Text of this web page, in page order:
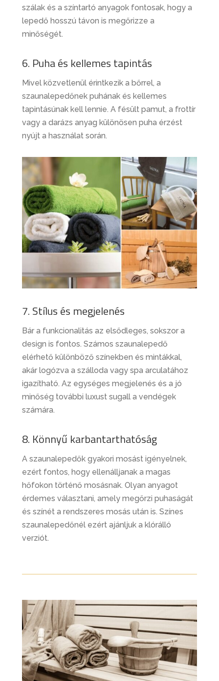
szálak és a színtartó anyagok fontosak, hogy a
lepedő hosszú távon is megőrizze a
minőségét.
6. Puha és kellemes tapintás
Mivel közvetlenül érintkezik a bőrrel, a
szaunalepedőnek puhának és kellemes
tapintásúnak kell lennie. A fésült pamut, a frottír
vagy a darázs anyag különösen puha érzést
nyújt a használat során.
7. Stílus és megjelenés
Bár a funkcionalitás az elsődleges, sokszor a
design is fontos. Számos szaunalepedő
elérhető különböző színekben és mintákkal,
akár logózva a szálloda vagy spa arculatához
igazítható. Az egységes megjelenés és a jó
minőség további luxust sugall a vendégek
számára.
8. Könnyű karbantarthatóság
A szaunalepedők gyakori mosást igényelnek,
ezért fontos, hogy ellenálljanak a magas
hőfokon történő mosásnak. Olyan anyagot
érdemes választani, amely megőrzi puhaságát
és színét a rendszeres mosás után is. Színes
szaunalepedőnél ezért ajánljuk a klórálló
verziót.